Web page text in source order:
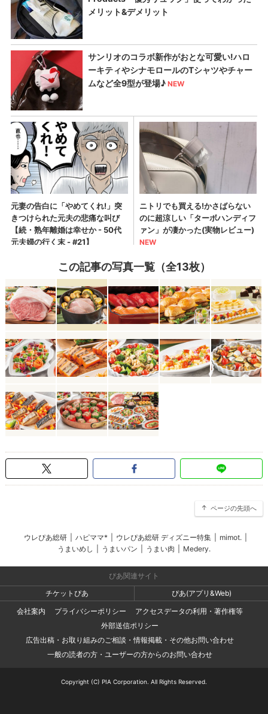
この記事の写真一覧（全13枚）
ページの先頭へ
ウレぴあ総研 ハピママ* ウレぴあ総研 ディズニー特集 mimot.
うまいめし
うまいパン うまい肉 Medery.
ぴあ関連サイト
チケットぴあ
ぴあ(アプリ&Web)
会社案内
プライバシーポリシー
アクセスデータの利用・著作権等
外部送信ポリシー
広告出稿・お取り組みのご相談・情報掲載・その他お問い合わせ
一般の読者の方・ユーザーの方からのお問い合わせ
Copyright (C) PIA Corporation. All Rights Reserved.